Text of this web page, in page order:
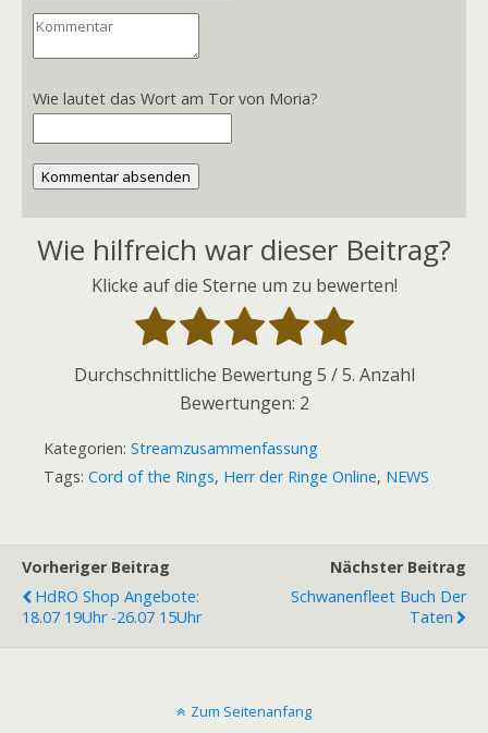
Wie lautet das Wort am Tor von Moria?
Kommentar absenden
Wie hilfreich war dieser Beitrag?
Klicke auf die Sterne um zu bewerten!
Durchschnittliche Bewertung5 / 5. Anzahl
Bewertungen: 2
Kategorien: Streamzusammenfassung
Tags: Cord of the Rings, Herr der Ringe Online, NEWS
Vorheriger Beitrag
HdRO Shop Angebote:
18.07 19Uhr -26.07 15Uhr
Nächster Beitrag
Schwanenfleet Buch Der
Taten
Zum Seitenanfang